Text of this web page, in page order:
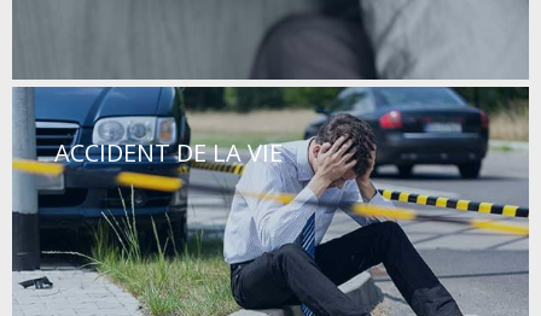
ACCIDENT DE LA VIE